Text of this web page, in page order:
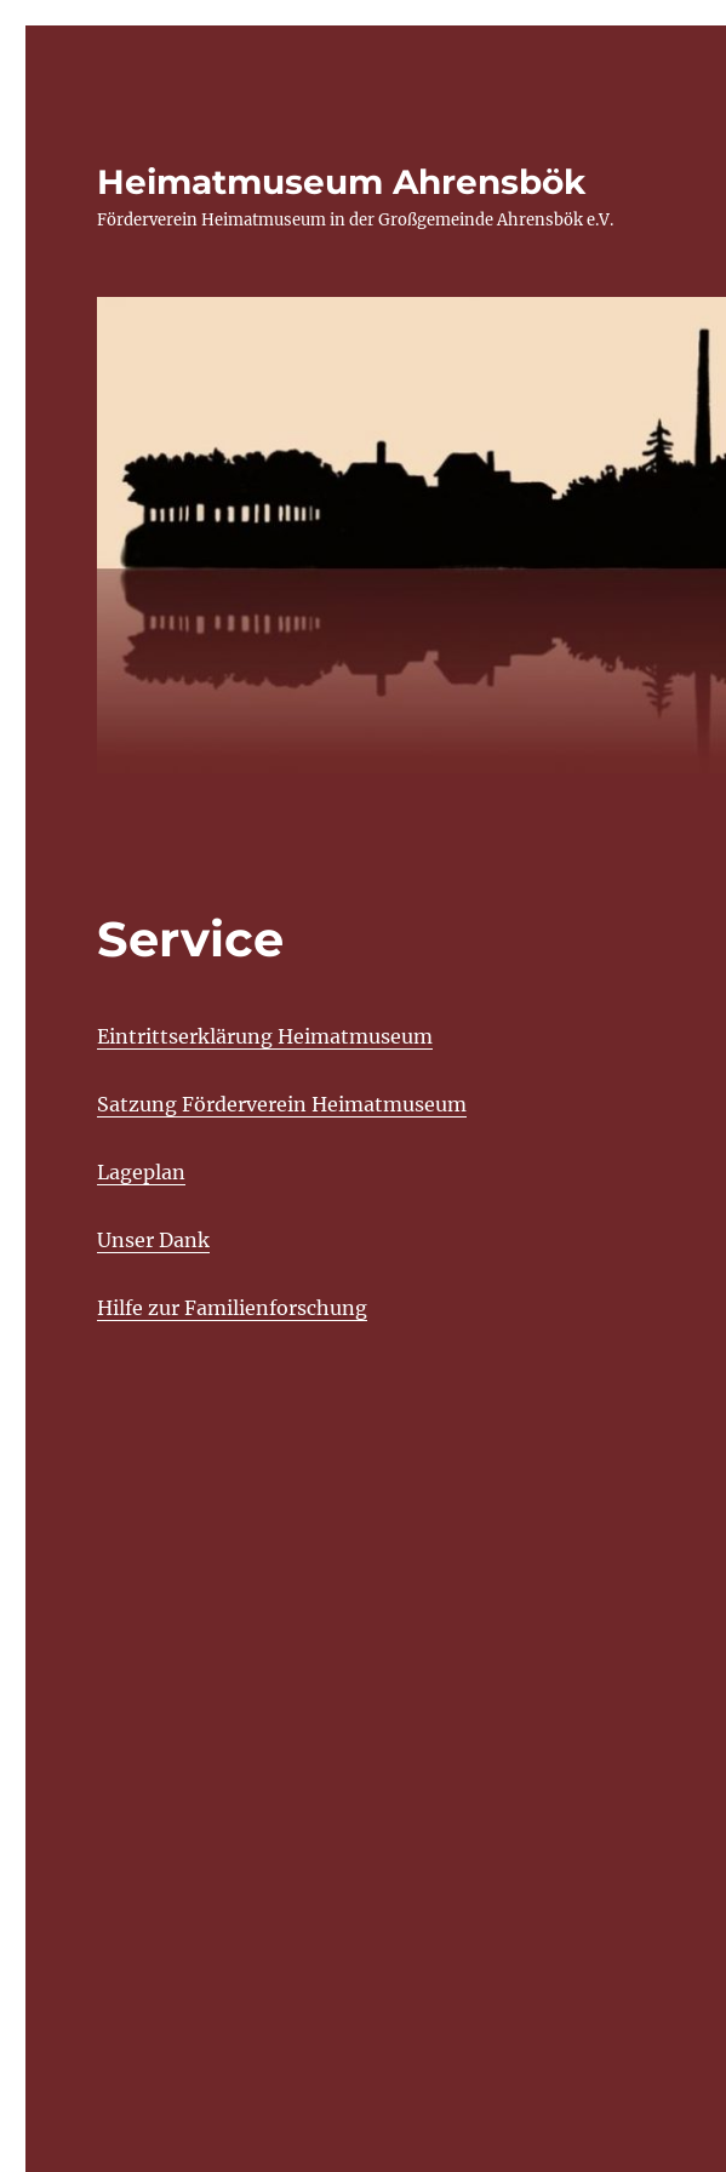
Heimatmuseum Ahrensbök
Förderverein Heimatmuseum in der Großgemeinde Ahrensbök e.V.
Service
Eintrittserklärung Heimatmuseum
Satzung Förderverein Heimatmuseum
Lageplan
Unser Dank
Hilfe zur Familienforschung